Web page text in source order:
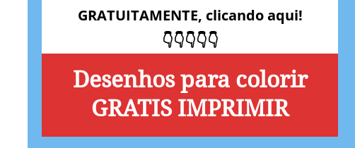
GRATUITAMENTE, clicando aqui!
👇👇👇👇👇
Desenhos para colorir
GRATIS IMPRIMIR